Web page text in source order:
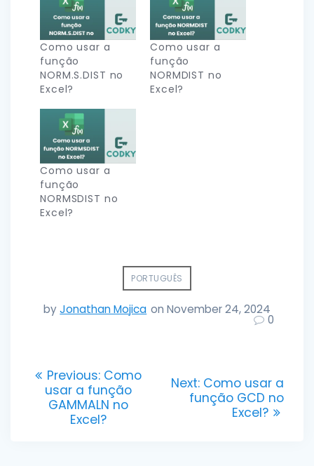
Como usar a
função
NORM.S.DIST no
Excel?
Como usar a
função
NORMDIST no
Excel?
Como usar a
função
NORMSDIST no
Excel?
PORTUGUÊS
byJonathan Mojica on November 24, 2024
0
Post
navigation
Previous: Previous
post:
Como
usar a função
GAMMALN no
Excel?
Next: Next
post:
Como usar a
função GCD no
Excel?